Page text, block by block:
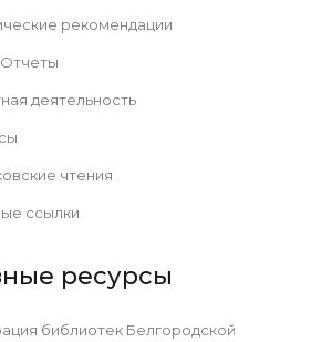
рекомендации
деятельность
чтения
ссылки
ресурсы
библиотек Белгородской